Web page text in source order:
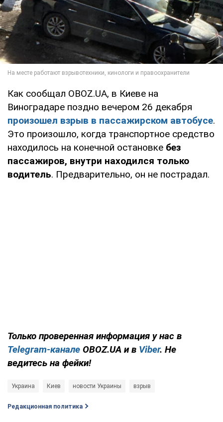
Как сообщал OBOZ.UA, в Киеве на
Виноградаре поздно вечером 26 декабря
произошел взрыв в пассажирском автобусе.
Это произошло, когда транспортное средство
находилось на конечной остановке без
пассажиров, внутри находился только
водитель. Предварительно, он не пострадал.
Только проверенная информация у нас в
Telegram-канале OBOZ.UA и в Viber. Не
ведитесь на фейки!
Украина Киев новости Украины взрыв
Редакционная политика